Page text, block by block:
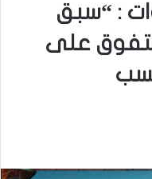
منذ 10 سنوات : “سبق
تتفوق على